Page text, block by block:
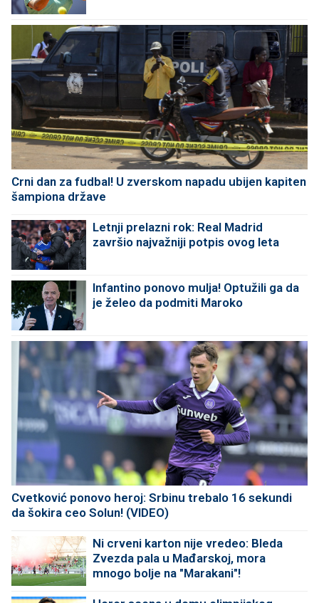
Crni dan za fudbal! U zverskom napadu ubijen kapiten
šampiona države
Letnji prelazni rok: Real Madrid
završio najvažniji potpis ovog leta
Infantino ponovo mulja! Optužili ga da
je želeo da podmiti Maroko
Cvetković ponovo heroj: Srbinu trebalo 16 sekundi
da šokira ceo Solun! (VIDEO)
Ni crveni karton nije vredeo: Bleda
Zvezda pala u Mađarskoj, mora
mnogo bolje na "Marakani"!